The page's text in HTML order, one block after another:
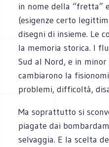
in nome della “fretta”
(esigenze certo
disegni di insieme. Le
la memoria storica. I
Sud al Nord, e in
cambiarono la
problemi, difficoltà,
Ma soprattutto si
piagate dai
selvaggia. E la scelta